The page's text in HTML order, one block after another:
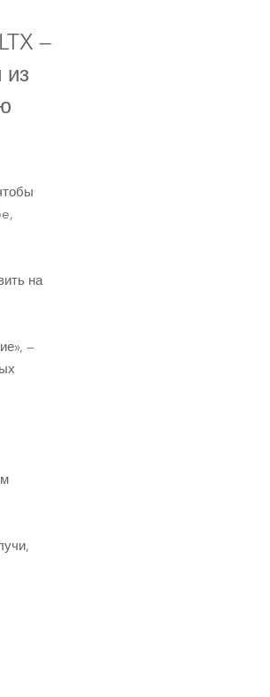
and Slovak Republic
территории
бизнеса
—
на
—